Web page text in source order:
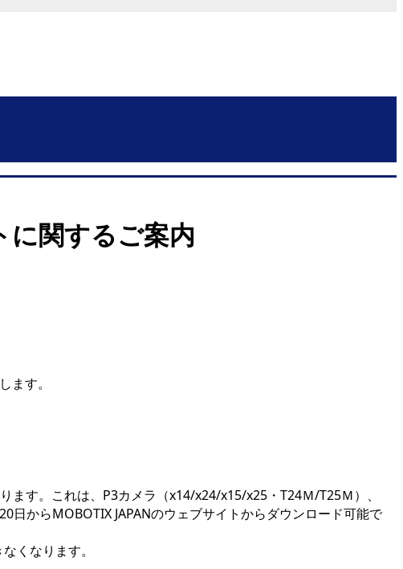
関するご案内
ます。
す。これは、P3カメラ（x14/x24/x15/x25・T24Ｍ/T25Ｍ）、
からMOBOTIX JAPANのウェブサイトからダウンロード可能で
くなります。